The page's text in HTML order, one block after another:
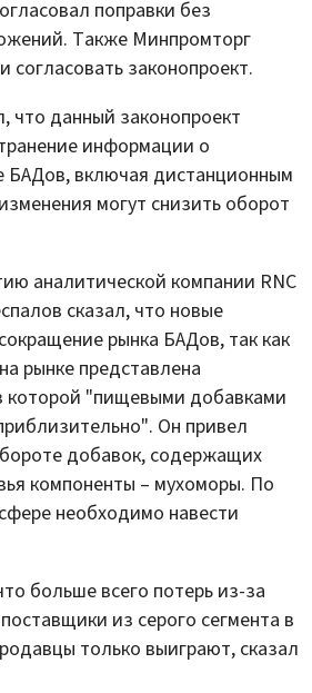
поправки без
Также Минпромторг
согласовать законопроект.
что данный законопроект
информации о
БАДов, включая дистанционным
могут снизить оборот
аналитической компании RNC
сказал, что новые
рынка БАДов, так как
рынке представлена
которой "пищевыми добавками
Он привел
добавок, содержащих
компоненты – мухоморы. По
необходимо навести
больше всего потерь из-за
из серого сегмента в
только выиграют, сказал